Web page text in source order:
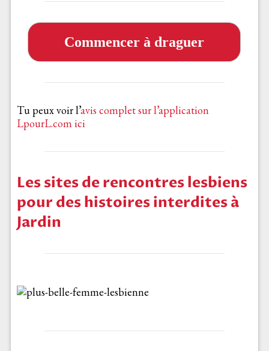
Commencer à draguer
Tu peux voir l’avis complet sur l’application
LpourL.com ici
Les sites de rencontres lesbiens
pour des histoires interdites à
Jardin